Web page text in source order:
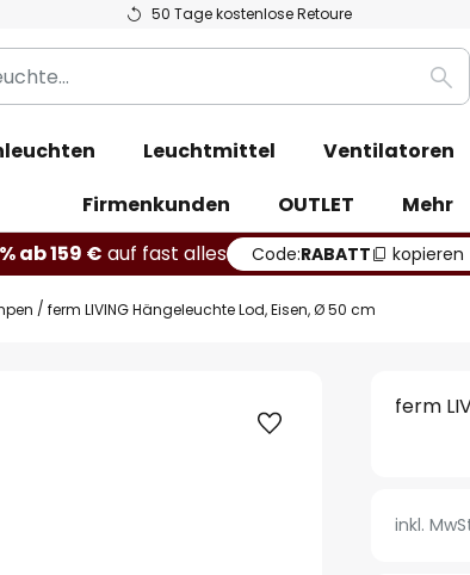
50 Tage kostenlose Retoure
Leuchtmittel Ventilatoren
Firmenkunden
OUTLET
Mehr
ab 159 € auf fast alles Code:RABATT kopieren
ferm LIVING Hängeleuchte Lod, Eisen, Ø 50 cm
ferm
inkl.